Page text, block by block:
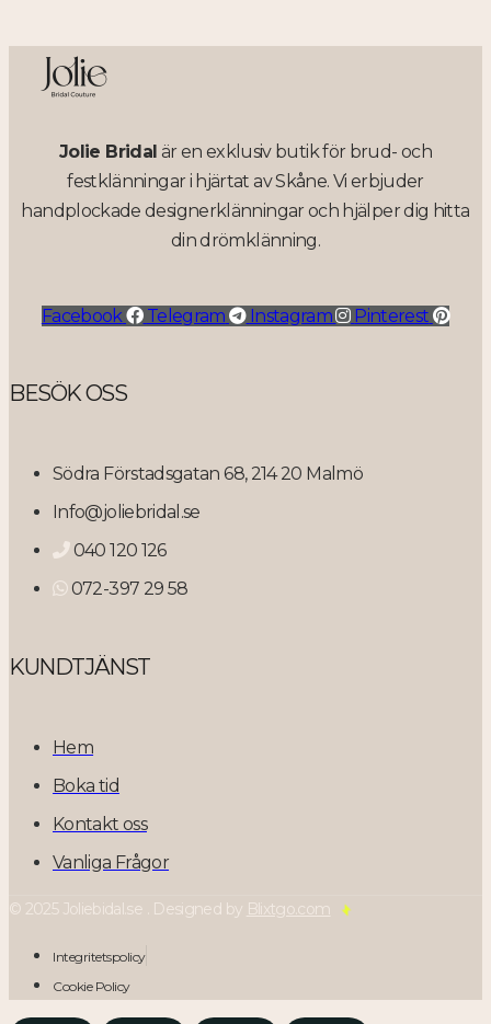
Jolie Bridal är en exklusiv butik för brud- och
festklänningar i hjärtat av Skåne. Vi erbjuder
handplockade designerklänningar och hjälper dig hitta
din drömklänning.
Facebook Telegram Instagram Pinterest
BESÖK OSS
Södra Förstadsgatan 68, 214 20 Malmö
Info@joliebridal.se
040 120 126
072-397 29 58
KUNDTJÄNST
Hem
Boka tid
Kontakt oss
Vanliga Frågor
© 2025 Joliebidal.se . Designed by Blixtgo.com
Integritetspolicy
Cookie Policy